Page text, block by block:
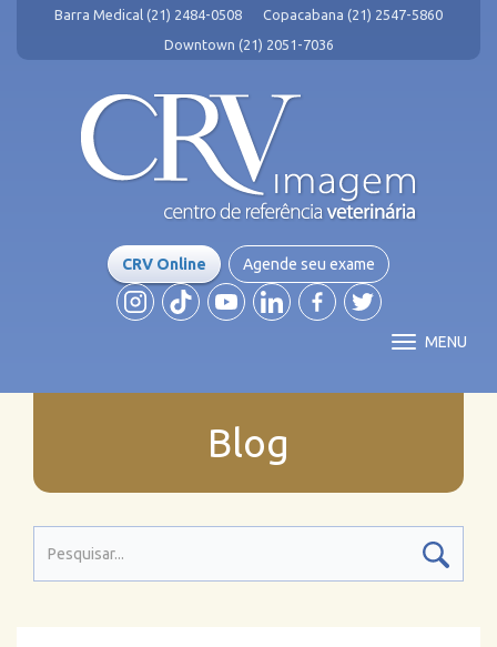
Barra Medical (21) 2484-0508
Copacabana (21) 2547-5860
Downtown (21) 2051-7036
CRV Online Agende seu exame
MENU
Blog